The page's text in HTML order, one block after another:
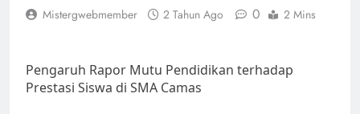
Mistergwebmember 2 Tahun Ago 0 2 Mins
Pengaruh Rapor Mutu Pendidikan terhadap
Prestasi Siswa di SMA Camas